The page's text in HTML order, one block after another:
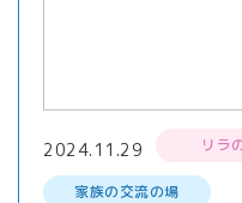
2024.11.29 リラ
家族の交流の場